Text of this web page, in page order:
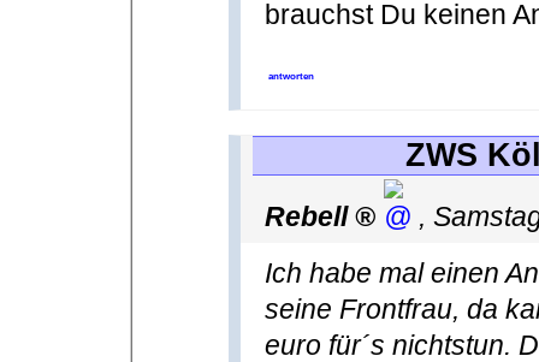
brauchst Du keinen
antworten
ZWS
Rebell ,
Ich habe mal einen
seine Frontfrau, da
euro für´s nichtstun.